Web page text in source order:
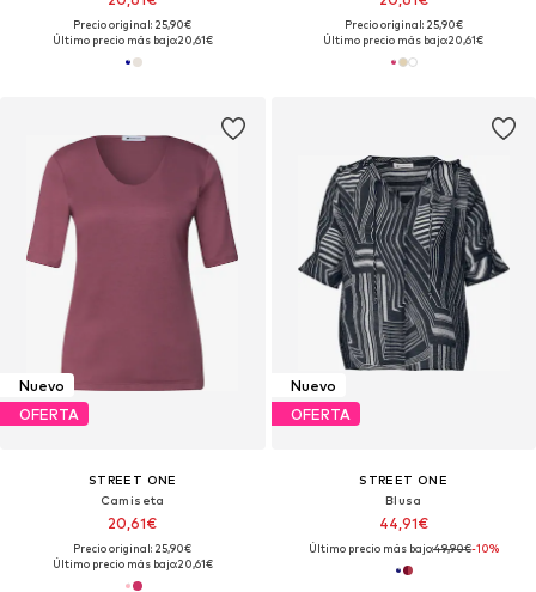
Precio original: 25,90€
Último precio más bajo:20,61€
Precio original: 25,90€
Último precio más bajo:20,61€
Nuevo
OFERTA
STREET ONE
Camiseta
20,61€
Precio original: 25,90€
Último precio más bajo:20,61€
Nuevo
OFERTA
STREET ONE
Blusa
44,91€
Último precio más bajo:49,90€-10%